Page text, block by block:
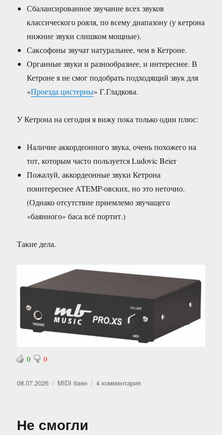
Сбалансированное звучание всех звуков
классического рояля, по всему диапазону (у кетрона
нижние звуки слишком мощные).
Саксофоны звучат натуральнее, чем в Кетроне.
Органные звуки и разнообразнее, и интереснее. В
Кетроне я не смог подобрать подходящий звук для
«Проезда цистерны» Г.Гладкова.
У Кетрона на сегодня я вижу пока только один плюс:
Наличие аккордеонного звука, очень похожего на
тот, которым часто пользуется Ludovic Beier
Пожалуй, аккордеонные звуки Кетрона
поинтереснее ATEMP-овских, но это неточно.
(Однако отсутствие приемлемо звучащего
«баянного» баса всё портит.)
Такие дела.
0 0
Опубликовано
08.07.2026 Рубрики
MIDI баян 4 комментария
Не смогли